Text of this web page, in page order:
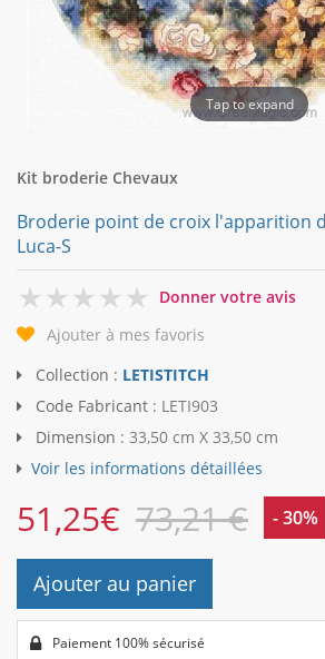
Tap to expand
Kit broderie Chevaux
Broderie point de croix l'apparition
Luca-S
0
Donner votre avis
Ajouter à mes favoris
Collection : LETISTITCH
Code Fabricant : LETI903
Dimension : 33,50 cm X 33,50 cm
Voir les informations détaillées
51,25€ 73,21 € - 30%
Ajouter au panier
Paiement 100% sécurisé